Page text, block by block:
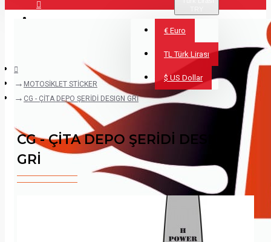
€ Euro
TL Türk Lirası
$ US Dollar
MOTOSİKLET STİCKER
CG - ÇİTA DEPO ŞERİDİ DESIGN GRİ
CG - ÇİTA DEPO ŞERİDİ DESIGN
GRİ